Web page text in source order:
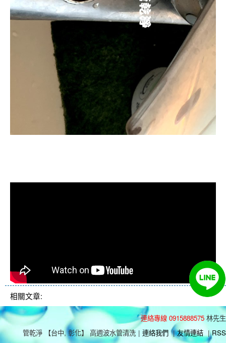
相關文章:
連絡專線 0915888575 林先生
管乾淨 【台中, 彰化】 高週波水管清洗 | 連絡我們 | 友情連結 | RSS